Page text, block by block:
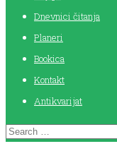
Dnevnici čitanja
Planeri
Bookica
Kontakt
Antikvarijat